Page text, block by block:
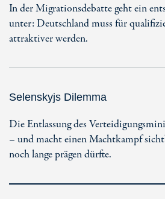
In der Migrationsdebatte geht ein
unter: Deutschland muss für
attraktiver werden.
Selenskyjs Dilemma
Die Entlassung des
– und macht einen Machtkampf
noch lange prägen dürfte.